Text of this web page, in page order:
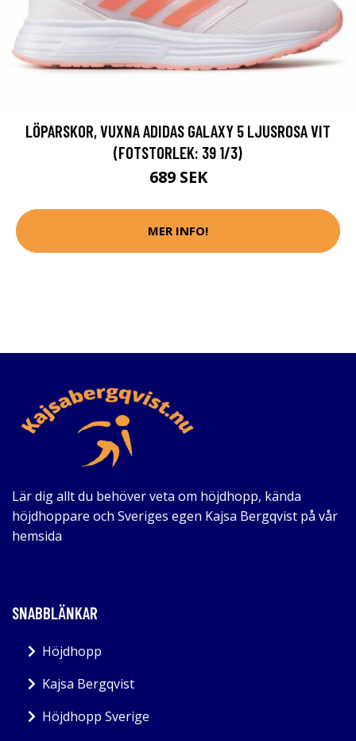
LÖPARSKOR, VUXNA ADIDAS GALAXY 5 LJUSROSA VIT
(FOTSTORLEK: 39 1/3)
689 SEK
MER INFO!
Lär dig allt du behöver veta om höjdhopp, kända
höjdhoppare och Sveriges egen Kajsa Bergqvist på vår
hemsida
SNABBLÄNKAR
Höjdhopp
Kajsa Bergqvist
Höjdhopp Sverige